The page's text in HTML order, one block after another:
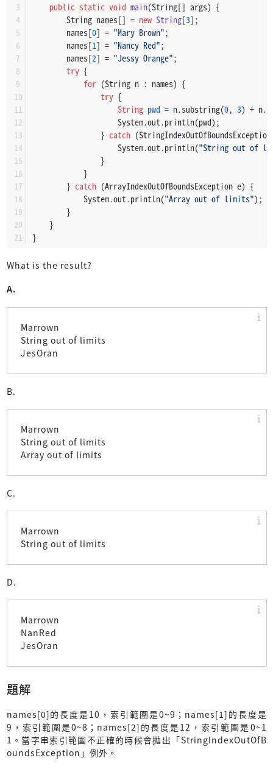
public static void main(String[] args) {
        String names[] =
new String[3];
        names[
0] = "Mary Brown";
        names[
1] = "Nancy Red";
        names[
2] = "Jessy Orange";
try {
for (String n : names) {
try {
String pwd = n.substring(0, 3) +
                    System.out.println(pwd);
                }
catch
                    System.out.println(
"String out of
                }
            }
        }
catch (ArrayIndexOutOfBoundsException e) {
            System.out.println(
"Array out of limits");
        }
    }
}
What is the result?
A.
Marrown
String out of limits
JesOran
B.
Marrown
String out of limits
Array out of limits
C.
Marrown
String out of limits
D.
Marrown
NanRed
JesOran
題解
names[0]的長度是10，索引範圍是0~9；names[1]的長度是
9，索引範圍是0~8；names[2]的長度是12，索引範圍是0~1
1。當字串索引範圍不正確的時候會拋出「StringIndexOutOfB
oundsException」例外。